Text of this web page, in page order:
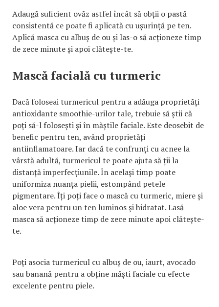
Adaugă suficient ovăz astfel încât să obții o pastă
consistentă ce poate fi aplicată cu ușurință pe ten.
Aplică masca cu albuș de ou și las-o să acționeze timp
de zece minute și apoi clătește-te.
Mască facială cu turmeric
Dacă foloseai turmericul pentru a adăuga proprietăți
antioxidante smoothie-urilor tale, trebuie să știi că
poți să-l folosești și în măștile faciale. Este deosebit de
benefic pentru ten, având proprietăți
antiinflamatoare. Iar dacă te confrunți cu acnee la
vârstă adultă, turmericul te poate ajuta să ții la
distanță imperfecțiunile. În același timp poate
uniformiza nuanța pielii, estompând petele
pigmentare. Îți poți face o mască cu turmeric, miere și
aloe vera pentru un ten luminos și hidratat. Lasă
masca să acționeze timp de zece minute apoi clătește-
te.
Poți asocia turmericul cu albuș de ou, iaurt, avocado
sau banană pentru a obține măști faciale cu efecte
excelente pentru piele.